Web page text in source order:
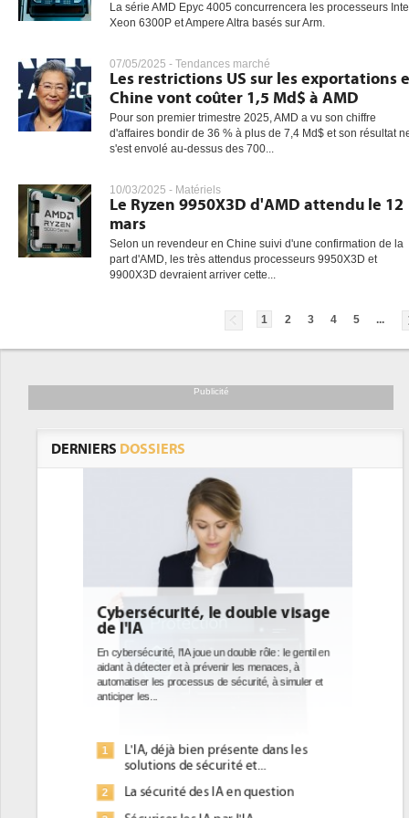
La série AMD Epyc 4005 concurrencera les processeurs
Xeon 6300P et Ampere Altra basés sur Arm.
07/05/2025 - Tendances marché
Les restrictions US sur les exportations
Chine vont coûter 1,5 Md$ à AMD
Pour son premier trimestre 2025, AMD a vu son chiffre
d'affaires bondir de 36 % à plus de 7,4 Md$ et son résultat
s'est envolé au-dessus des 700...
10/03/2025 - Matériels
Le Ryzen 9950X3D d'AMD attendu le 12
mars
Selon un revendeur en Chine suivi d'une confirmation de la
part d'AMD, les très attendus processeurs 9950X3D et
9900X3D devraient arriver cette...
1 2 3 4 5 ...
Publicité
DERNIERS DOSSIERS
DEE: l'efficacité énergétique
bientôt une obligation pour les
datacenters
Des datacenters plus durables et plus efficaces, c'est
ce que recherchent les pouvoirs publics européens
avec la mise en oeuvre de la nouvelle Directive sur
1
Qu'est-ce que la DEE (directive
d'efficacité énergétique) ?
2
DEE, une pression administrative